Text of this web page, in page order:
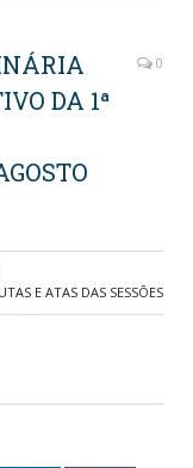
DA 1ª
0
E ATAS DAS SESSÕES